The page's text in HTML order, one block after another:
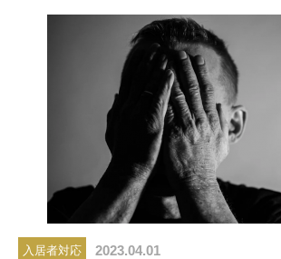
入居者対応 2023.04.01